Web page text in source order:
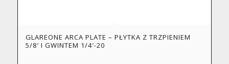
GLAREONE ARCA PLATE – PŁYTKA Z TRZPIENIEM
5/8′ I GWINTEM 1/4′-20